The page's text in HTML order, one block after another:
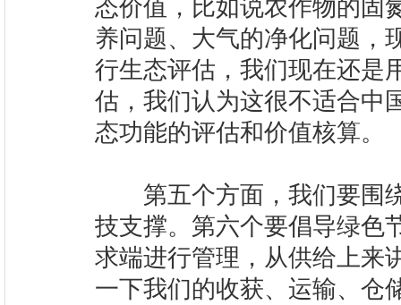
态价值，比如说农作物的固
养问题、大气的净化问题，
行生态评估，我们现在还是
估，我们认为这很不适合中
态功能的评估和价值核算。
第五个方面，我们要围绕
技支撑。第六个要倡导绿色
求端进行管理，从供给上来
一下我们的收获、运输、仓